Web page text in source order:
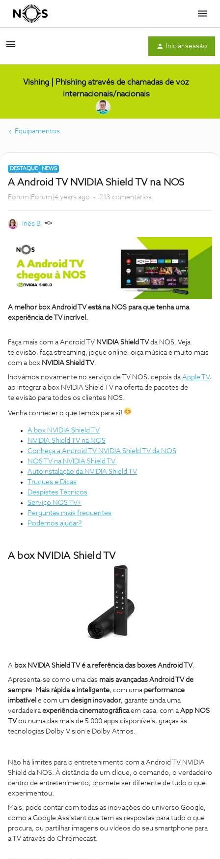
Menu
Iniciar sessão
Vishing | Phishing através de chamadas de voz
internacionais/nacionais
Equipamentos
DESTAQUE NEWS
A Android TV NVIDIA Shield TV na NOS
Forum|Forum|4 years ago 213 comentários
Inês B.
A melhor box Android TV está na NOS para que tenha uma
experiência de TV incrível.
Faça mais com a Android TV NVIDIA Shield TV da NOS. Veja
televisão, faça streaming, jogue online, oiça música e muito mais
com a box NVIDIA Shield TV.
Inovámos novamente no serviço de TV NOS, depois daApple TV,
ao integrar a box NVIDIA Shield TV na oferta de pacotes de
televisão para todos os clientes NOS.
Venha conhecer o que temos para si!
A box NVIDIA Shield TV
NVIDIA Shield TV na NOS
Conheça a Android TV NVIDIA Shield TV da NOS
NOS TV na NVIDIA Shield TV
Autoinstalação da NVIDIA Shield TV
Truques e Dicas
Despistes Técnicos
Serviço NOS TV+
Perguntas mais frequentes
Podemos ajudar?
A box NVIDIA Shield TV
A box NVIDIA Shield TV é a referência das boxes Android TV.
Apresenta-se como uma das mais avançadas Android TV de
sempre. Mais rápida e inteligente, com uma performance
imbatível e com um design inovador, garante ainda uma
verdadeiraexperiência cinematográficaem casa, com aApp NOS
TV ou numa das mais de 5.000 apps disponíveis, graças às
tecnologias Dolby Vision e Dolby Atmos.
Não há limites para o entretenimento com a Android TV NVIDIA
Shield da NOS. À distância de um clique, o comando, o verdadeiro
centro de entretenimento, promete ser diferente de tudo o que
experimentou.
Mais, pode contar com todas as inovações do universo Google,
como a Google Assistant que tem as respostas para tudo o que
procura, ou partilhar imagens ou vídeos do seu smartphone para
a TV através do Chromecast.